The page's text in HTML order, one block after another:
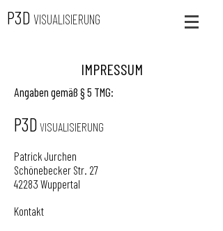
P3D VISUALISIERUNG
IMPRESSUM
Angaben gemäß § 5 TMG:
P3D VISUALISIERUNG
Patrick Jurchen
Schönebecker Str. 27
42283 Wuppertal
Kontakt